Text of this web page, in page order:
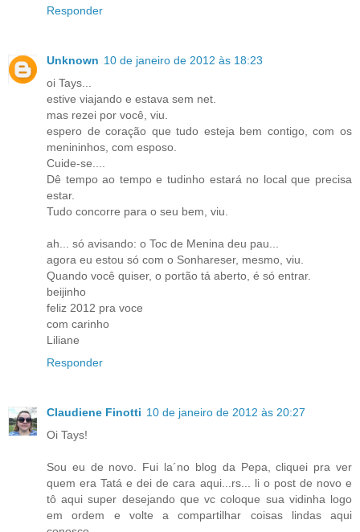
Responder
Unknown 10 de janeiro de 2012 às 18:23
oi Tays...
estive viajando e estava sem net.
mas rezei por você, viu.
espero de coração que tudo esteja bem contigo, com os
menininhos, com esposo.
Cuide-se....
Dê tempo ao tempo e tudinho estará no local que precisa
estar.
Tudo concorre para o seu bem, viu.
ah... só avisando: o Toc de Menina deu pau...
agora eu estou só com o Sonhareser, mesmo, viu.
Quando você quiser, o portão tá aberto, é só entrar.
beijinho
feliz 2012 pra voce
com carinho
Liliane
Responder
Claudiene Finotti 10 de janeiro de 2012 às 20:27
Oi Tays!
Sou eu de novo. Fui la´no blog da Pepa, cliquei pra ver
quem era Tatá e dei de cara aqui...rs... li o post de novo e
tô aqui super desejando que vc coloque sua vidinha logo
em ordem e volte a compartilhar coisas lindas aqui